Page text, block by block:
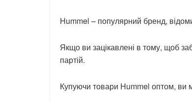
Hummel – популярний бренд,
Якщо ви зацікавлені в тому, щоб
партій.
Купуючи товари Hummel оптом, ви